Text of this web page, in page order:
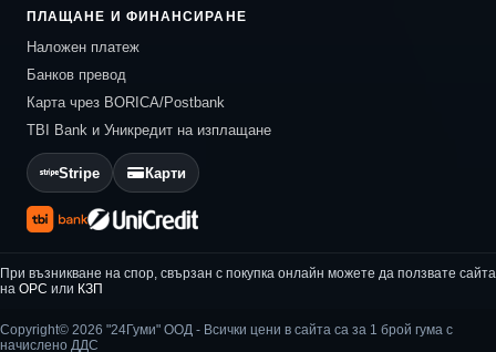
ПЛАЩАНЕ И ФИНАНСИРАНЕ
Наложен платеж
Банков превод
Карта чрез BORICA/Postbank
TBI Bank и Уникредит на изплащане
Stripe Карти
При възникване на спор, свързан с покупка онлайн можете да ползвате сайта
на ОРС или КЗП
Copyright© 2026 "24Гуми" ООД - Всички цени в сайта са за 1 брой гума с
начислено ДДС